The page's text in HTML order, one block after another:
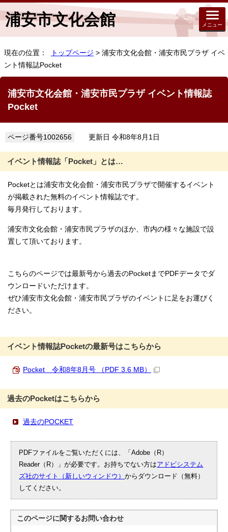
浦安市文化会館 メニュー
現在の位置： トップページ > 浦安市文化会館・浦安市民プラザ イベ
ント情報誌Pocket
浦安市文化会館・浦安市民プラザ イベント情報誌
Pocket
ページ番号1002656 更新日 令和8年8月1日
イベント情報誌「Pocket」とは…
Pocketとは浦安市文化会館・浦安市民プラザで開催するイベント
が掲載された無料のイベント情報誌です。
毎月発行しております。
浦安市文化会館・浦安市民プラザのほか、市内の様々な施設で設
置して頂いております。
こちらのページでは最新号から過去のPocketまでPDFデータでダ
ウンロードいただけます。
ぜひ浦安市文化会館・浦安市民プラザのイベントに足をお運びく
ださい。
イベント情報誌Pocketの最新号はこちらから
Pocket 令和8年8月号 （PDF 3.6 MB）
過去のPocketはこちらから
過去のPOCKET
PDFファイルをご覧いただくには、「Adobe（R）
Reader（R）」が必要です。お持ちでない方はアドビシステム
ズ社のサイト（新しいウィンドウ）からダウンロード（無料）
してください。
このページに関するお問い合わせ